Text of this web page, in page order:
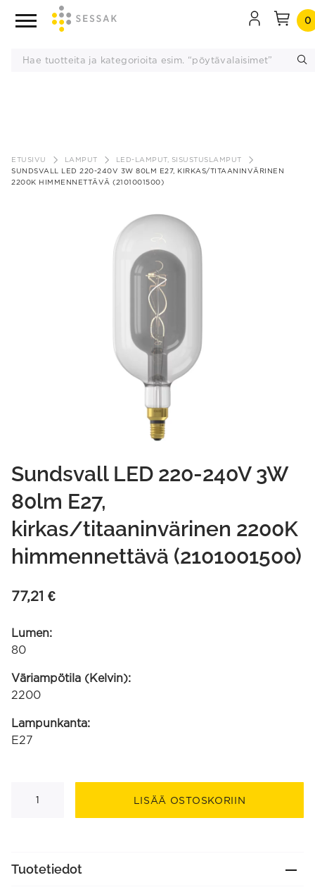
sisältöön
0
ETUSIVU LAMPUT
LED-LAMPUT, SISUSTUSLAMPUT
SUNDSVALL LED 220-240V 3W 80LM E27, KIRKAS/TITAANINVÄRINEN
2200K HIMMENNETTÄVÄ (2101001500)
Sundsvall LED 220-240V 3W
80lm E27,
kirkas/titaaninvärinen 2200K
himmennettävä (2101001500)
77,21 €
Lumen:
80
Väriampötila (Kelvin):
2200
Lampunkanta:
E27
2200K
LISÄÄ OSTOSKORIIN
Tuotetiedot